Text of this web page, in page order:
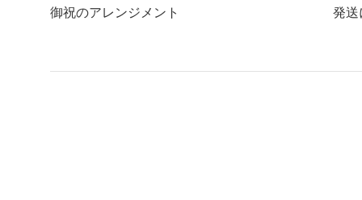
御祝のアレンジメント 発送